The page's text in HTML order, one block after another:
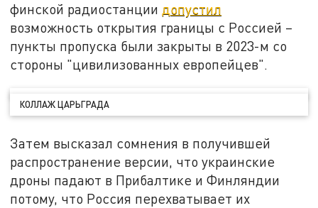
финской радиостанции допустил
возможность открытия границы с Россией –
пункты пропуска были закрыты в 2023-м со
стороны "цивилизованных европейцев".
КОЛЛАЖ ЦАРЬГРАДА
Затем высказал сомнения в получившей
распространение версии, что украинские
дроны падают в Прибалтике и Финляндии
потому, что Россия перехватывает их